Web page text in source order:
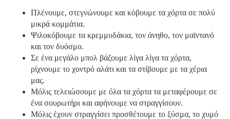
Πλένουμε, στεγνώνουμε και κόβουμε τα χόρτα σε πολύ
μικρά κομμάτια.
Ψιλοκόβουμε τα κρεμμυδάκια, τον άνηθο, τον μαϊντανό
και τον δυόσμο.
Σε ένα μεγάλο μπολ βάζουμε λίγα λίγα τα χόρτα,
ρίχνουμε το χοντρό αλάτι και τα στίβουμε με τα χέρια
μας.
Μόλις τελειώσουμε με όλα τα χόρτα τα μεταφέρουμε σε
ένα σουρωτήρι και αφήνουμε να στραγγίσουν.
Μόλις έχουν στραγγίσει προσθέτουμε το ξύσμα, το χυμό